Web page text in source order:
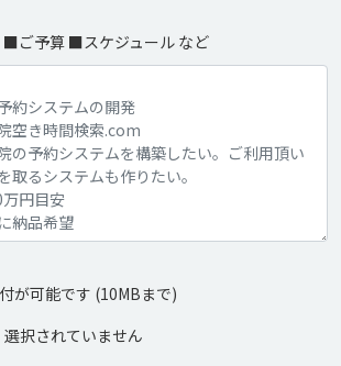
ご予算 ■スケジュール など
が可能です (10MBまで)
選択されていません